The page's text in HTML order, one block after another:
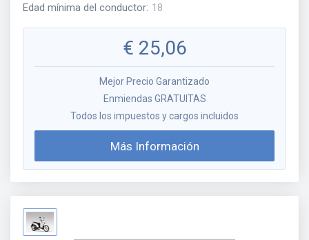
Edad mínima del conductor: 18
€ 25,06
Mejor Precio Garantizado
Enmiendas GRATUITAS
Todos los impuestos y cargos incluidos
Más Información